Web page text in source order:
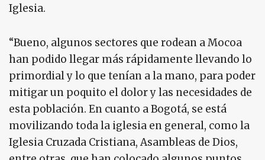
Iglesia.
“Bueno, algunos sectores que rodean a Mocoa
han podido llegar más rápidamente llevando lo
primordial y lo que tenían a la mano, para poder
mitigar un poquito el dolor y las necesidades de
esta población. En cuanto a Bogotá, se está
movilizando toda la iglesia en general, como la
Iglesia Cruzada Cristiana, Asambleas de Dios,